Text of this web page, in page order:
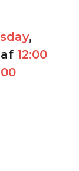
,
12:00